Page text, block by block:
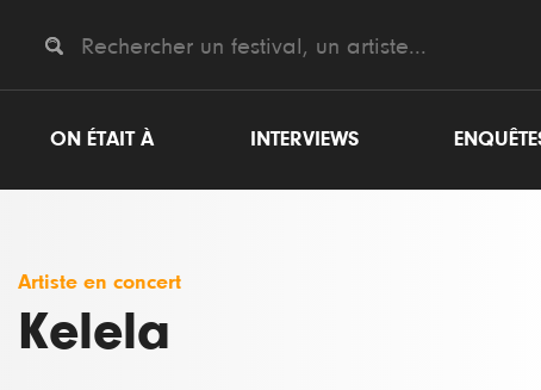
ON ÉTAIT À INTERVIEWS
Artiste en concert
Kelela